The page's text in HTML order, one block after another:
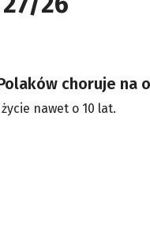
choruje na
nawet o 10 lat.